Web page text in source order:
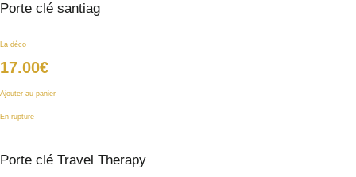
Porte clé santiag
La déco
17.00€
Ajouter au panier
En rupture
Porte clé Travel Therapy